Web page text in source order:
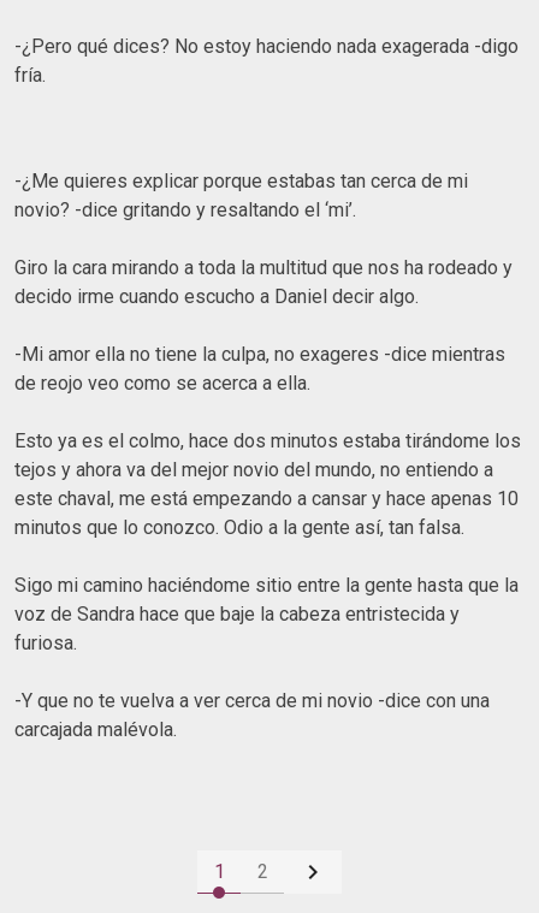
-¿Pero qué dices? No estoy haciendo nada exagerada -digo
fría.
-¿Me quieres explicar porque estabas tan cerca de mi
novio? -dice gritando y resaltando el ‘mi’.
Giro la cara mirando a toda la multitud que nos ha rodeado y
decido irme cuando escucho a Daniel decir algo.
-Mi amor ella no tiene la culpa, no exageres -dice mientras
de reojo veo como se acerca a ella.
Esto ya es el colmo, hace dos minutos estaba tirándome los
tejos y ahora va del mejor novio del mundo, no entiendo a
este chaval, me está empezando a cansar y hace apenas 10
minutos que lo conozco. Odio a la gente así, tan falsa.
Sigo mi camino haciéndome sitio entre la gente hasta que la
voz de Sandra hace que baje la cabeza entristecida y
furiosa.
-Y que no te vuelva a ver cerca de mi novio -dice con una
carcajada malévola.
1 2 